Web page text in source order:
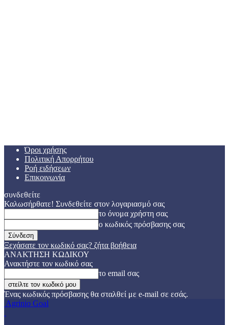
Όροι χρήσης
Πολιτική Απορρήτου
Ροή ειδήσεων
Επικοινωνία
συνδεθείτε
Καλωσήρθατε! Συνδεθείτε στον λογαριασμό σας
το όνομα χρήστη σας
ο κωδικός πρόσβασης σας
Ξεχάσατε τον κωδικό σας? ζήτα βοήθεια
ΑΝΑΚΤΗΣΗ ΚΩΔΙΚΟΥ
Ανακτήστε τον κωδικό σας
το email σας
Ένας κωδικός πρόσβασης θα σταλθεί με e-mail σε εσάς.
Agrinio Goal